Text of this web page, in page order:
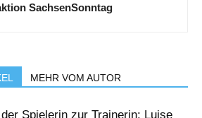
SachsenSonntag
MEHR VOM AUTOR
Spielerin zur Trainerin: Luise